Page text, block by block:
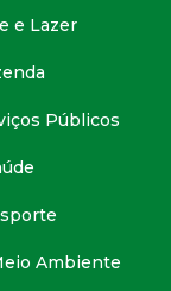
e Lazer
Públicos
Ambiente